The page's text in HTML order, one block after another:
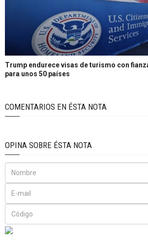
Trump endurece visas de turismo con
para unos 50 países
COMENTARIOS EN ÉSTA NOTA
OPINA SOBRE ÉSTA NOTA